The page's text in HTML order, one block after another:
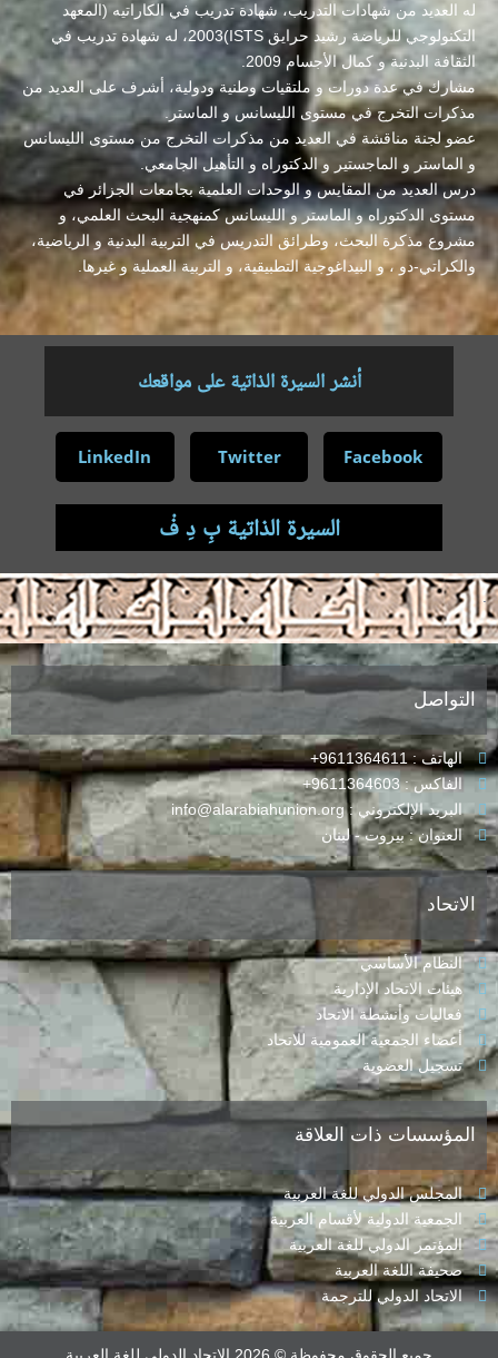
له العديد من شهادات التدريب، شهادة تدريب في الكاراتيه (المعهد
التكنولوجي للرياضة رشيد حرايق ISTS)2003، له شهادة تدريب في
الثقافة البدنية و كمال الأجسام 2009.
مشارك في عدة دورات و ملتقيات وطنية ودولية، أشرف على العديد من
مذكرات التخرج في مستوى الليسانس و الماستر.
عضو لجنة مناقشة في العديد من مذكرات التخرج من مستوى الليسانس
و الماستر و الماجستير و الدكتوراه و التأهيل الجامعي.
درس العديد من المقايس و الوحدات العلمية بجامعات الجزائر في
مستوى الدكتوراه و الماستر و الليسانس كمنهجية البحث العلمي، و
مشروع مذكرة البحث، وطرائق التدريس في التربية البدنية و الرياضية،
والكراتي-دو ، و البيداغوجية التطبيقية، و التربية العملية و غيرها.
أنشر السيرة الذاتية على مواقعك
Facebook
Twitter
LinkedIn
السيرة الذاتية بِ دِ فْ
.
التواصل
الهاتف : 9611364611+
الفاكس : 9611364603+
البريد الإلكتروني : info@alarabiahunion.org
العنوان : بيروت - لبنان
الاتحاد
النظام الأساسي
هيئات الاتحاد الإدارية
فعاليات وأنشطة الاتحاد
أعضاء الجمعية العمومية للاتحاد
تسجيل العضوية
المؤسسات ذات العلاقة
المجلس الدولي للغة العربية
الجمعية الدولية لأقسام العربية
المؤتمر الدولي للغة العربية
صحيفة اللغة العربية
الاتحاد الدولي للترجمة